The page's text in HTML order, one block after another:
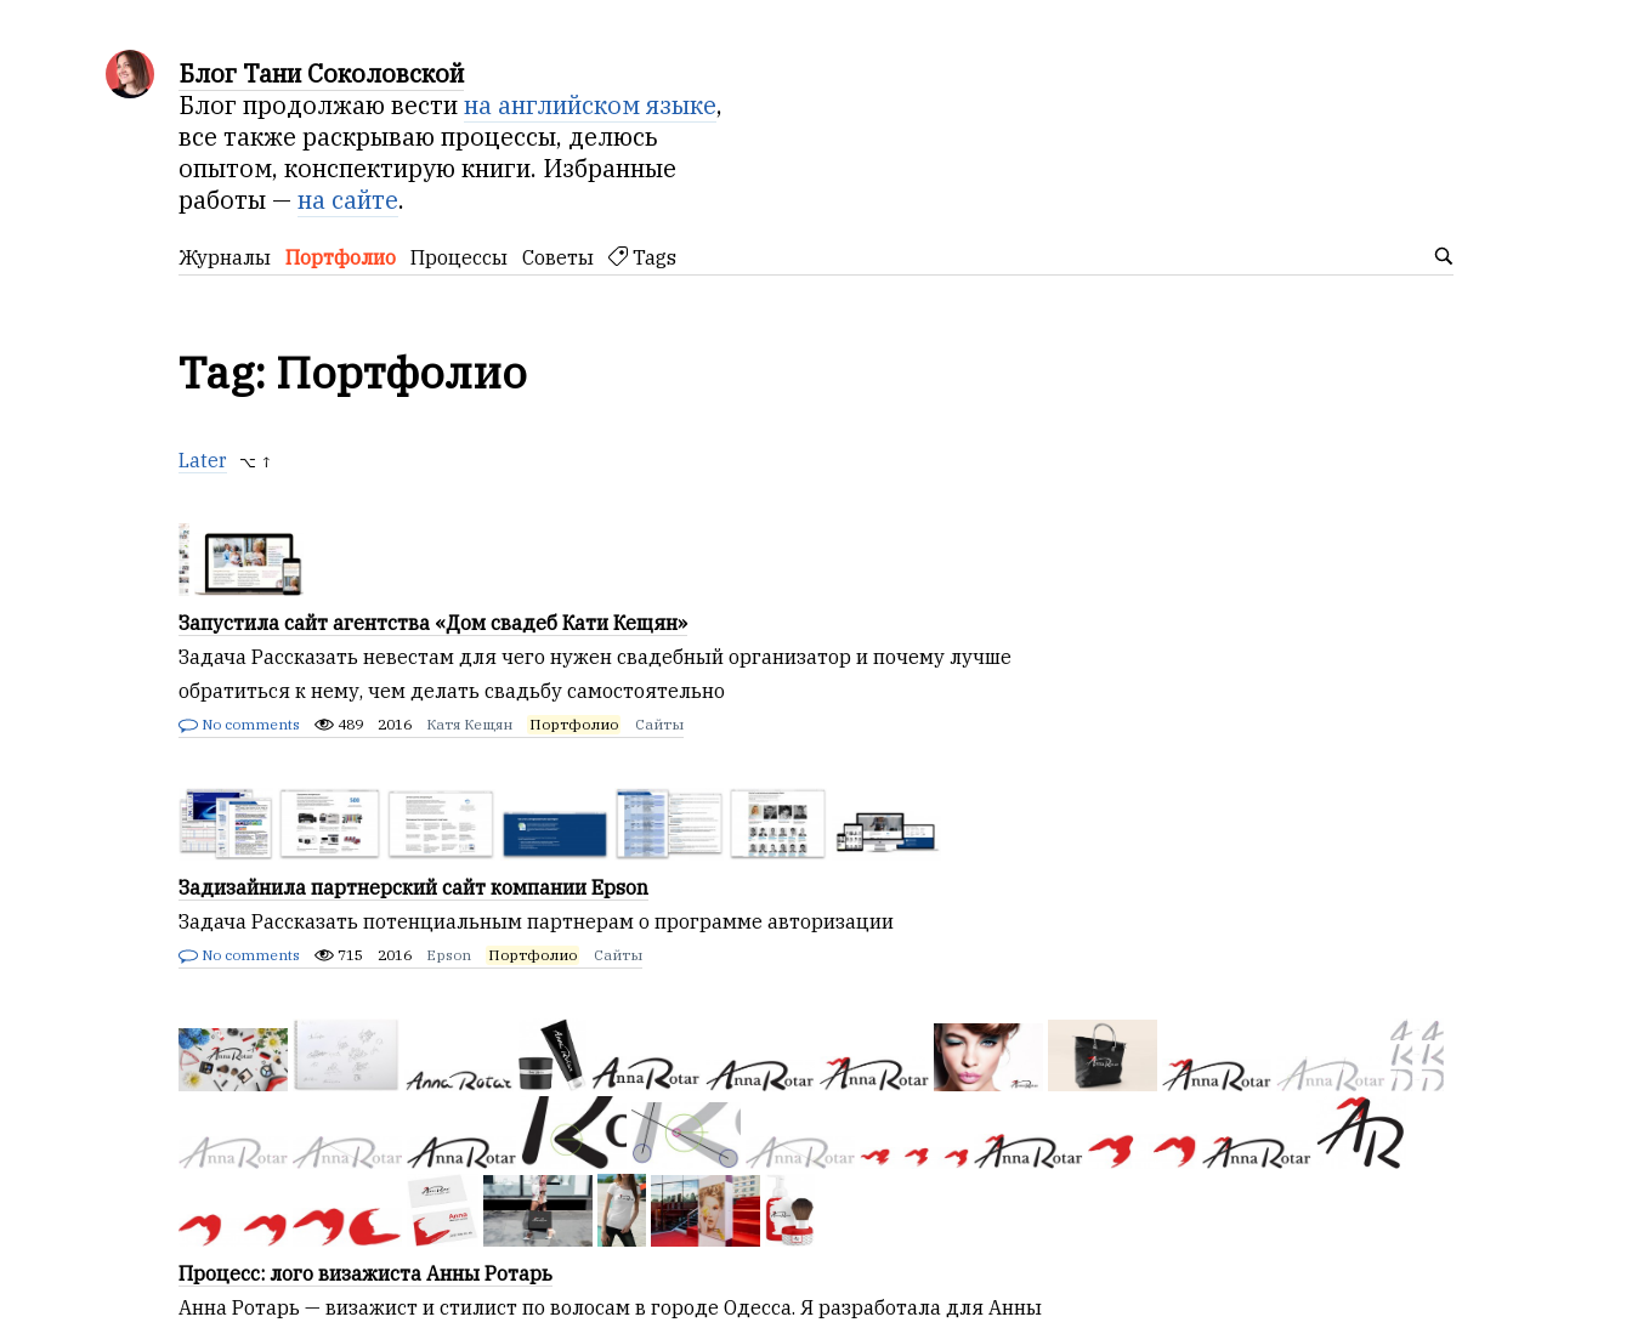
Блог Тани Соколовской
Блог продолжаю вестина английском языке,
все также раскрываю процессы, делюсь
опытом, конспектирую книги. Избранные
работы —на сайте.
Журналы Портфолио Процессы Советы Tags
Tag: Портфолио
Later ⌥ ↑
Запустила сайт агентства «Дом свадеб Кати Кещян»
Задача Рассказать невестам для чего нужен свадебный организатор и почему лучше
обратиться к нему, чем делать свадьбу самостоятельно
No comments 489 2016 Катя Кещян Портфолио Сайты
Задизайнила партнерский сайт компании Epson
Задача Рассказать потенциальным партнерам о программе авторизации
No comments 715 2016 Epson Портфолио Сайты
Процесс: лого визажиста Анны Ротарь
Анна Ротарь — визажист и стилист по волосам в городе Одесса. Я разработала для Анны